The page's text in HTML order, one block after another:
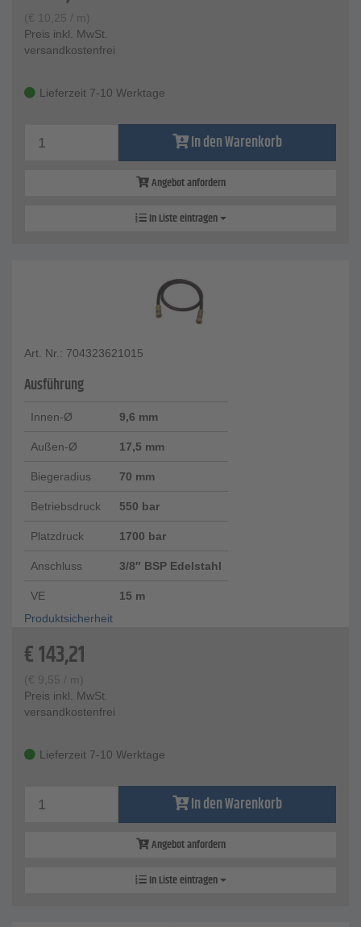
(€ 10,25 / m)
Preis inkl. MwSt.
versandkostenfrei
Lieferzeit 7-10 Werktage
In den Warenkorb
Angebot anfordern
In Liste eintragen
Art. Nr.: 704323621015
Ausführung
Innen-Ø 9,6 mm
Außen-Ø 17,5 mm
Biegeradius 70 mm
Betriebsdruck 550 bar
Platzdruck 1700 bar
Anschluss 3/8″ BSP Edelstahl
VE
15 m
Produktsicherheit
€143,21
(€ 9,55 / m)
Preis inkl. MwSt.
versandkostenfrei
Lieferzeit 7-10 Werktage
In den Warenkorb
Angebot anfordern
In Liste eintragen